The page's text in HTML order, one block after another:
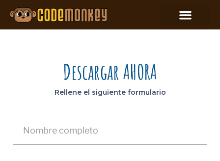
Descargar AHORA
Rellene el siguiente formulario